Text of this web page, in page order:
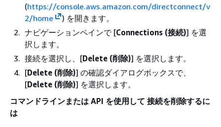
(https://console.aws.amazon.com/directconnect/v
2/home
) を開きます。
ナビゲーションペインで [Connections (接続)] を選
択します。
接続を選択し、[Delete (削除)] を選択します。
[Delete (削除)] の確認ダイアログボックスで、
[Delete (削除)] を選択します。
コマンドラインまたは API を使用して 接続を削除するに
は